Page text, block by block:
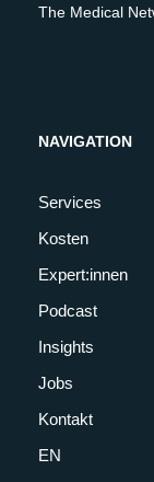
The Medical
NAVIGATION
Services
Kosten
Expert:innen
Podcast
Insights
Jobs
Kontakt
EN